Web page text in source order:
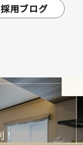
採用ブログ